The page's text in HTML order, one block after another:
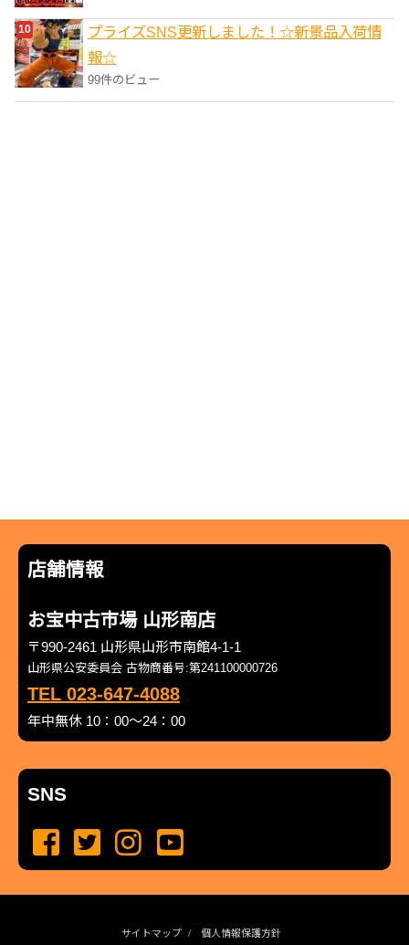
プライズSNS更新しました！☆新景品入荷情
報☆
99件のビュー
店舗情報
お宝中古市場 山形南店
〒990-2461 山形県山形市南館4-1-1
山形県公安委員会 古物商番号:第241100000726
TEL 023-647-4088
年中無休 10：00～24：00
SNS
サイトマップ 個人情報保護方針